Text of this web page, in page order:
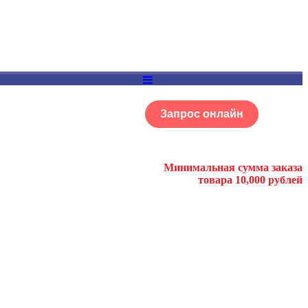
Запрос онлайн
Минимальная сумма заказа
товара 10,000 рублей